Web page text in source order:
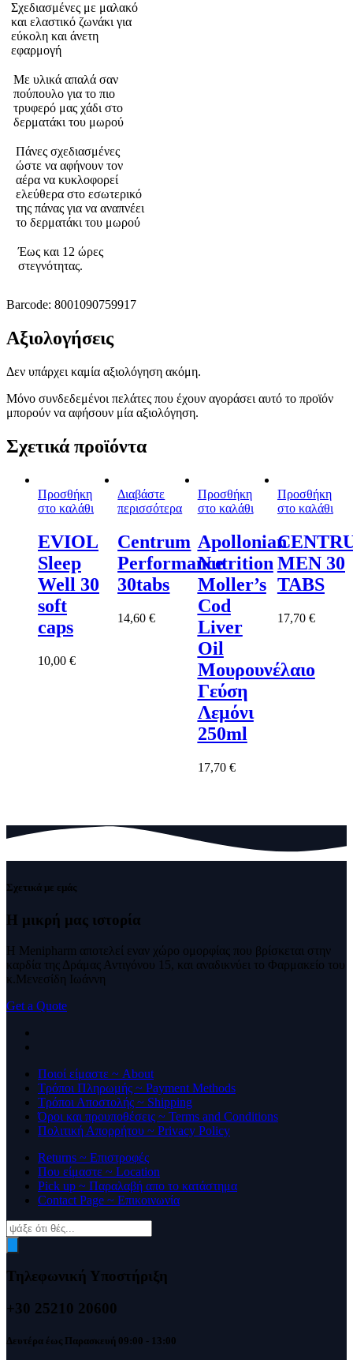
Σχεδιασμένες με μαλακό
και ελαστικό ζωνάκι για
εύκολη και άνετη
εφαρμογή
Με υλικά απαλά σαν
πούπουλο για το πιο
τρυφερό μας χάδι στο
δερματάκι του μωρού
Πάνες σχεδιασμένες
ώστε να αφήνουν τον
αέρα να κυκλοφορεί
ελεύθερα στο εσωτερικό
της πάνας για να αναπνέει
το δερματάκι του μωρού
Έως και 12 ώρες
στεγνότητας.
Barcode: 8001090759917
Αξιολογήσεις
Δεν υπάρχει καμία αξιολόγηση ακόμη.
Μόνο συνδεδεμένοι πελάτες που έχουν αγοράσει αυτό το προϊόν
μπορούν να αφήσουν μία αξιολόγηση.
Σχετικά προϊόντα
Προσθήκη
στο καλάθι
EVIOL
Sleep
Well 30
soft
caps
10,00 €
Διαβάστε
περισσότερα
Centrum
Performance
30tabs
14,60€
Προσθήκη
στο καλάθι
Apollonian
Nutrition
Moller’s
Cod
Liver
Oil
Μουρουνέλαιο
Γεύση
Λεμόνι
250ml
17,70 €
Προσθήκη
στο καλάθι
MEN 30
TABS
17,70 €
Σχετικά με εμάς
Η μικρή μας ιστορία
Η Menipharm αποτελεί εναν χώρο ομορφίας που βρίσκεται στην
καρδία της Δράμας Αντιγόνου 15, και αναδικνύει το Φαρμακείο του
κ.Μενεσίδη Ιωάννη
Get a Quote
Ποιοί είμαστε ~ About
Τρόποι Πληρωμής ~ Payment Methods
Τρόποι Αποστολής ~ Shipping
Όροι και προυποθέσεις ~ Terms and Conditions
Πολιτική Απορρήτου ~ Privacy Policy
Returns ~ Επιστροφές
Που είμαστε ~ Location
Pick up ~ Παραλαβή απο το κατάστημα
Contact Page ~ Επικοινωνία
Products
search
Τηλεφωνική Υποστήριξη
+30 25210 20600
Δευτέρα έως Παρασκευή 09:00 - 13:00